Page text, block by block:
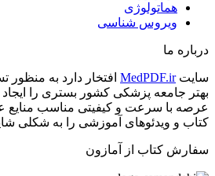
هماتولوژی
ویروس شناسی
درباره ما
سایتMedPDF.ir افتخار دارد به
بهتر جامعه پزشکی کشور بستری را ایجاد
عرصه با سرعت و کیفیتی مناسب منایع
کتاب و ویدئوهای آموزشی را به شکلی
سفارش کتاب از آمازون